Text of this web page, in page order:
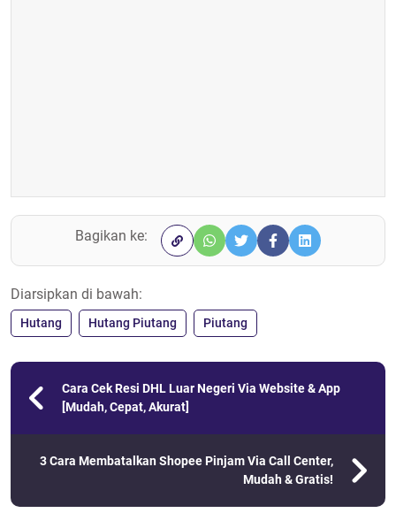
Bagikan ke:
Diarsipkan di bawah:
Hutang Hutang Piutang Piutang
Cara Cek Resi DHL Luar Negeri Via Website & App
[Mudah, Cepat, Akurat]
3 Cara Membatalkan Shopee Pinjam Via Call Center,
Mudah & Gratis!